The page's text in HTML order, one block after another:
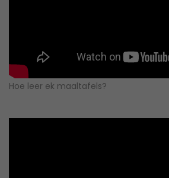
Hoe leer ek maaltafels?